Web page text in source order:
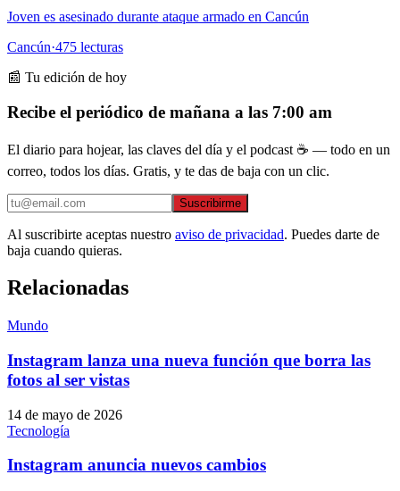
Joven es asesinado durante ataque armado en Cancún
Cancún·475 lecturas
📰 Tu edición de hoy
Recibe el periódico de mañana a las 7:00 am
El diario para hojear, las claves del día y el podcast ☕ — todo en un
correo, todos los días. Gratis, y te das de baja con un clic.
Suscribirme
Al suscribirte aceptas nuestro aviso de privacidad. Puedes darte de
baja cuando quieras.
Relacionadas
Mundo
Instagram lanza una nueva función que borra las
fotos al ser vistas
14 de mayo de 2026
Tecnología
Instagram anuncia nuevos cambios